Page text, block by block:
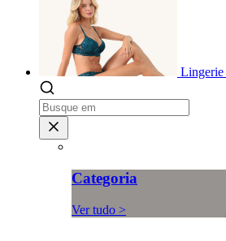
Lingerie
Categoria
Ver tudo >